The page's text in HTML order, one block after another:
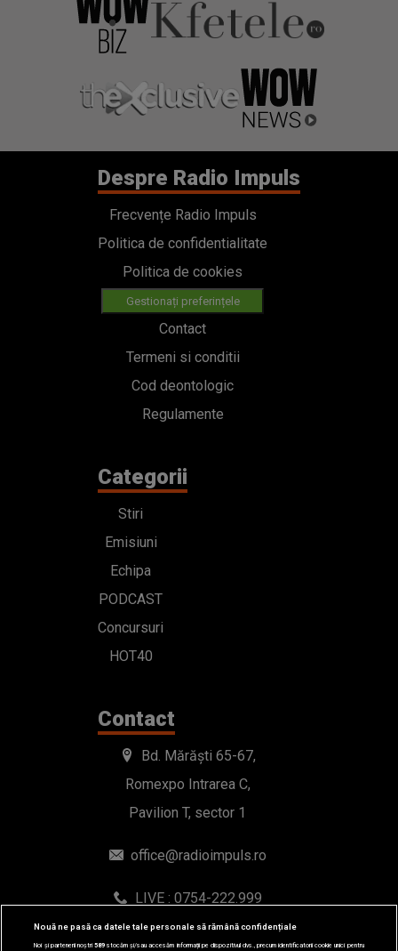
Despre Radio Impuls
Frecvențe Radio Impuls
Politica de confidentialitate
Politica de cookies
Gestionați preferințele
Contact
Termeni si conditii
Cod deontologic
Regulamente
Categorii
Stiri
Emisiuni
Echipa
PODCAST
Concursuri
HOT40
Contact
Bd. Mărăști 65-67,
Romexpo Intrarea C,
Pavilion T, sector 1
office@radioimpuls.ro
LIVE : 0754-222.999
WhatsApp: 0754-222.999
Nouă ne pasă ca datele tale personale să rămână confidențiale
Noi și partenerii noștri589stocăm și/sau accesăm informații pe dispozitivul dvs., precum identificatorii cookie unici pentru